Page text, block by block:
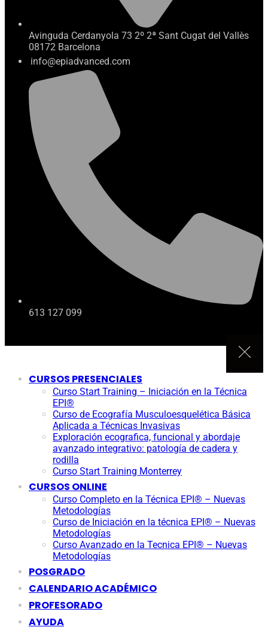
Avinguda Cerdanyola 73 2º 2ª Sant Cugat del Vallès
08172 Barcelona
info@epiadvanced.com
613 127 099
CURSOS PRESENCIALES
Curso Start Training – Iniciación en la Técnica
EPI®
Curso de Ecografía Musculoesquelética Básica
Aplicada a Técnicas Invasivas
Exploración ecografica, funcional y abordaje
avanzado integrativo: patología de cadera y
rodilla
Curso Start Training Monterrey
CURSOS ONLINE
Curso Completo en la Técnica EPI® – Nuevas
Metodologías
Curso de Iniciación en la técnica EPI® – Nuevas
Metodologías
Curso Avanzado en la Tecnica EPI® – Nuevas
Metodologías
POSGRADO
CALENDARIO ACADÉMICO
PROFESORADO
AYUDA